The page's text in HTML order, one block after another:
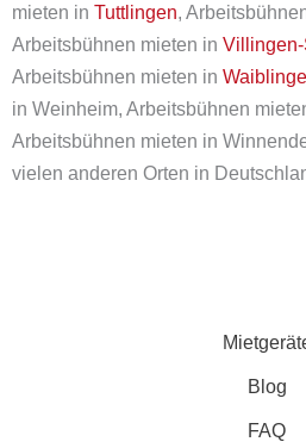
mieten in Tuttlingen,
Arbeitsbühnen mieten in
Arbeitsbühnen mieten in
in Weinheim, Arbeitsbühnen
Arbeitsbühnen mieten in
vielen anderen Orten in
Blog
FAQ